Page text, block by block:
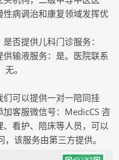
病调治和康复领域发挥优
否提供儿科门诊服务：
输液服务：是。医院联系
。
们可以提供一对一陪同挂
客服微信号：MedicCS 咨
看护、陪床等人员，可以
该服务由第三方提供。